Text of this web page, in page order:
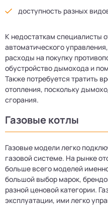
доступность разных
К недостаткам специалисты
автоматического
расходы на покупку
обустройство дымохода и
Также потребуется тратить
отопления, поскольку
сгорания.
Газовые котлы
Газовые модели легко
газовой системе. На рынке
больше всего моделей
большой выбор марок,
разной ценовой категории.
эксплуатации, ими легко